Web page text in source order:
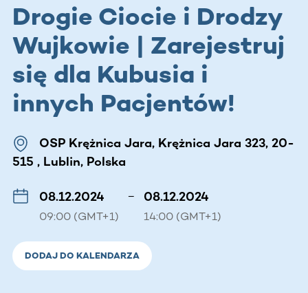
Drogie Ciocie i Drodzy
Wujkowie | Zarejestruj
się dla Kubusia i
innych Pacjentów!
OSP Krężnica Jara, Krężnica Jara 323, 20-
515 , Lublin, Polska
08.12.2024
09:00 (GMT+1)
– 08.12.2024
14:00 (GMT+1)
DODAJ DO KALENDARZA